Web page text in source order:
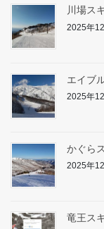
川場ス
2025年
エイブ
2025年
かぐら
2025年
竜王ス